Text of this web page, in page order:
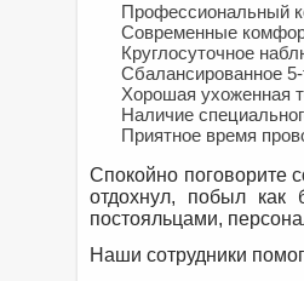
Профессиональный
Современные
Круглосуточное
Сбалансированное
Хорошая ухоженная
Наличие
Приятное время
Спокойно поговорите
отдохнул, побыл
постояльцами,
Наши сотрудники